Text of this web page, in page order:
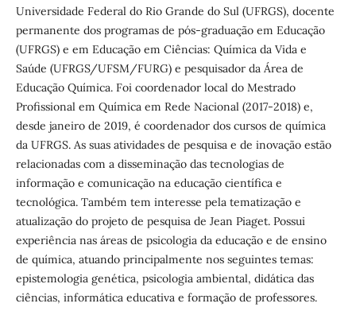
Universidade Federal do Rio Grande do Sul (UFRGS), docente
permanente dos programas de pós-graduação em Educação
(UFRGS) e em Educação em Ciências: Química da Vida e
Saúde (UFRGS/UFSM/FURG) e pesquisador da Área de
Educação Química. Foi coordenador local do Mestrado
Profissional em Química em Rede Nacional (2017-2018) e,
desde janeiro de 2019, é coordenador dos cursos de química
da UFRGS. As suas atividades de pesquisa e de inovação estão
relacionadas com a disseminação das tecnologias de
informação e comunicação na educação científica e
tecnológica. Também tem interesse pela tematização e
atualização do projeto de pesquisa de Jean Piaget. Possui
experiência nas áreas de psicologia da educação e de ensino
de química, atuando principalmente nos seguintes temas:
epistemologia genética, psicologia ambiental, didática das
ciências, informática educativa e formação de professores.